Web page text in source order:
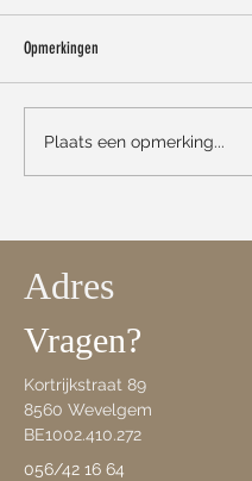
Échte solden bij Isola
Opmerkingen
Plaats een opmerking...
Adres
Vragen?
Kortrijkstraat 89
8560 Wevelgem
BE1002.410.272
056/42 16 64